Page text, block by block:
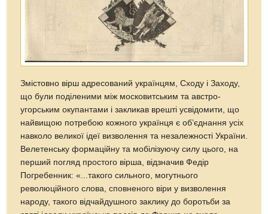
Змістовно вірш адресований українцям, Сходу і Заходу,
що були поділеними між московитським та австро-
угорським окупантами і закликав врешті усвідомити, що
найвищою потребою кожного українця є об’єднання усіх
навколо великої ідеї визволення та незалежності України.
Велетенську формаційну та мобілізуючу силу цього, на
перший погляд простого вірша, відзначив Федір
Погребенник: «...такого сильного, могутнього
революційного слова, сповненого віри у визволення
народу, такого відчайдушного заклику до боротьби за